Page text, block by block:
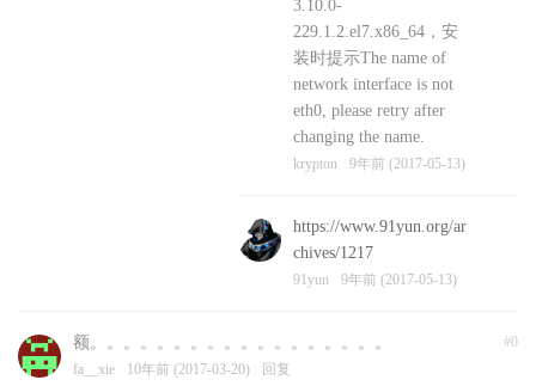
3.10.0-
229.1.2.el7.x86_64，安
装时提示The name of
network interface is not
eth0, please retry after
changing the name.
krypton 9年前 (2017-05-13)
https://www.91yun.org/ar
chives/1217
91yun 9年前 (2017-05-13)
#0
额。。。。。。。。。。。。。。。。。。
fa__xie 10年前 (2017-03-20) 回复